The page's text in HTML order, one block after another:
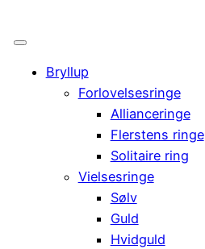
Bryllup
Forlovelsesringe
Allianceringe
Flerstens ringe
Solitaire ring
Vielsesringe
Sølv
Guld
Hvidguld